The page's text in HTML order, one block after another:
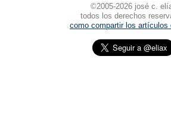
©2005-2026 josé c.
todos los derechos
como compartir los artículos